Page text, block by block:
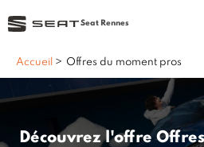
Seat Rennes
Accueil > Offres du moment pros
Découvrez l'offre